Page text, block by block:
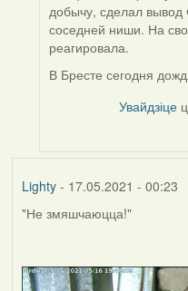
by
Lighty
добычу, сделал вывод
соседней ниши. На
реагировала.
В Бресте сегодня
Увайдзіце
Lighty- 17.05.2021 - 00:23
"Не змяшчаюцца!"